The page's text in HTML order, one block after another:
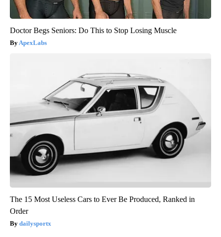
Doctor Begs Seniors: Do This to Stop Losing Muscle
ApexLabs
The 15 Most Useless Cars to Ever Be Produced, Ranked in
Order
dailysportx